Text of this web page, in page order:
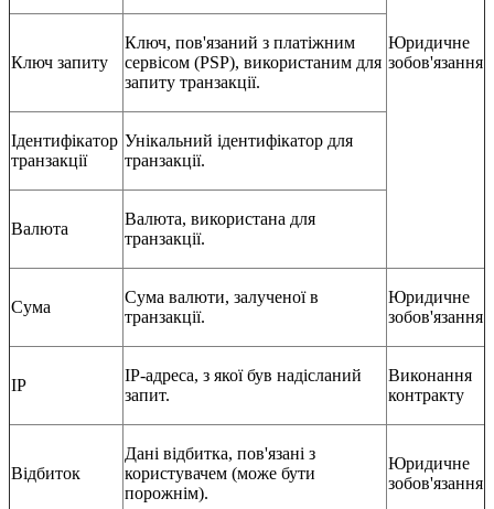
Юридичне
зобов'язання
Ключ запиту
Ключ, пов'язаний з платіжним
сервісом (PSP), використаним для
запиту транзакції.
Ідентифікатор
транзакції
Унікальний ідентифікатор для
транзакції.
Валюта
Валюта, використана для
транзакції.
Сума
Сума валюти, залученої в
транзакції.
Юридичне
зобов'язання
IP
IP-адреса, з якої був надісланий
запит.
Виконання
контракту
Відбиток
Дані відбитка, пов'язані з
користувачем (може бути
порожнім).
Юридичне
зобов'язання